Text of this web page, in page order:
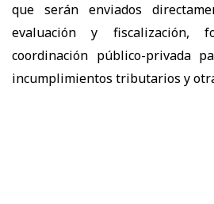
que serán enviados
evaluación y fiscalización,
coordinación público-privada
incumplimientos tributarios y